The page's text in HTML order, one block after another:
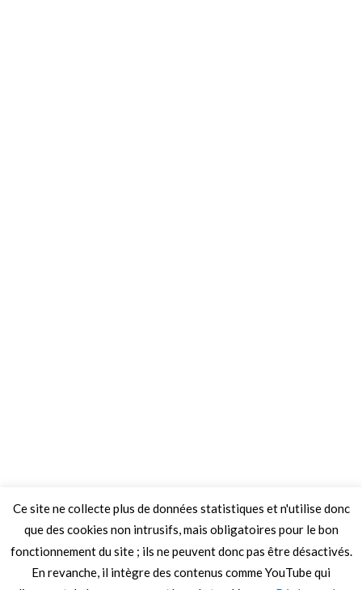
Ce site ne collecte plus de données statistiques et n'utilise donc
que des cookies non intrusifs, mais obligatoires pour le bon
fonctionnement du site ; ils ne peuvent donc pas être désactivés.
En revanche, il intègre des contenus comme YouTube qui